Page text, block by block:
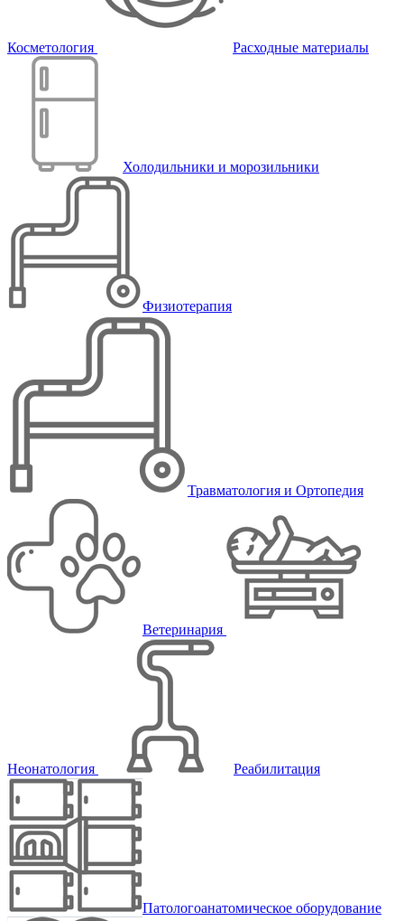
Косметология Расходные материалы
Холодильники и морозильники
Физиотерапия
Травматология и Ортопедия
Ветеринария
Неонатология Реабилитация
Патологоанатомическое оборудование